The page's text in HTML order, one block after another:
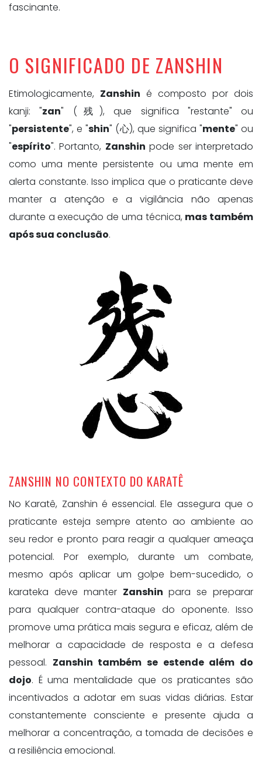
fascinante.
O SIGNIFICADO DE ZANSHIN
Etimologicamente, Zanshin é composto por dois
kanji: "zan" (残), que significa "restante" ou
"persistente", e "shin" (心), que significa "mente" ou
"espírito". Portanto, Zanshin pode ser interpretado
como uma mente persistente ou uma mente em
alerta constante. Isso implica que o praticante deve
manter a atenção e a vigilância não apenas
durante a execução de uma técnica, mas também
após sua conclusão.
ZANSHIN NO CONTEXTO DO KARATÊ
No Karatê, Zanshin é essencial. Ele assegura que o
praticante esteja sempre atento ao ambiente ao
seu redor e pronto para reagir a qualquer ameaça
potencial. Por exemplo, durante um combate,
mesmo após aplicar um golpe bem-sucedido, o
karateka deve manter Zanshin para se preparar
para qualquer contra-ataque do oponente. Isso
promove uma prática mais segura e eficaz, além de
melhorar a capacidade de resposta e a defesa
pessoal. Zanshin também se estende além do
dojo. É uma mentalidade que os praticantes são
incentivados a adotar em suas vidas diárias. Estar
constantemente consciente e presente ajuda a
melhorar a concentração, a tomada de decisões e
a resiliência emocional.